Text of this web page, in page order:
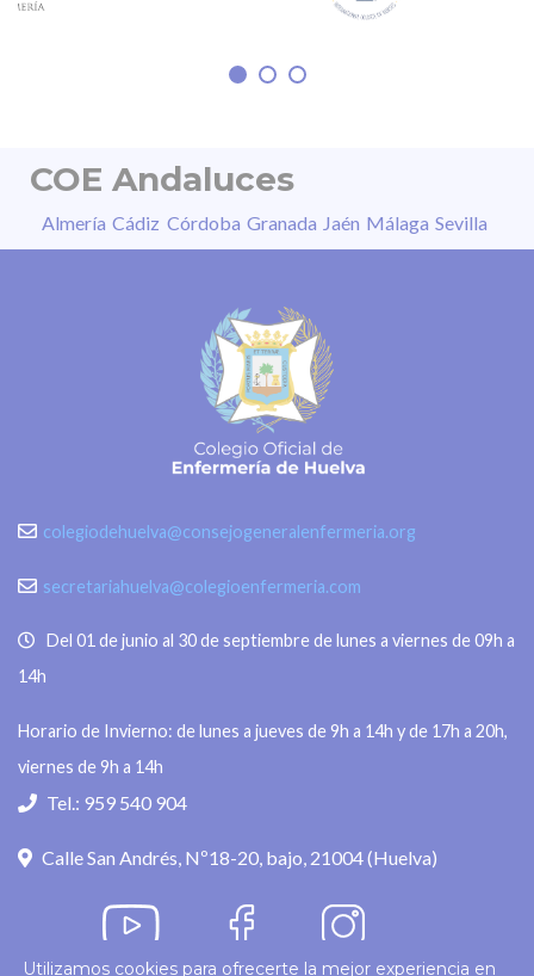
imágenes, daño permanente en segundos o
COE Andaluces
Almería Cádiz Córdoba Granada Jaén Málaga Sevilla
colegiodehuelva@consejogeneralenfermeria.org
secretariahuelva@colegioenfermeria.com
Del 01 de junio al 30 de septiembre de lunes a viernes de 09h a
14h
Horario de Invierno: de lunes a jueves de 9h a 14h y de 17h a 20h,
viernes de 9h a 14h
Tel.: 959 540 904
Calle San Andrés, Nº18-20, bajo, 21004 (Huelva)
Utilizamos cookies para ofrecerte la mejor experiencia en